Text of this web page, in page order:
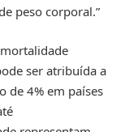
peso corporal.”
ser atribuída a
de 4% em países